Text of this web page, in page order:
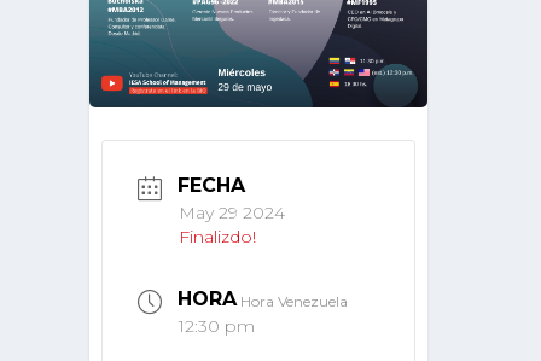
FECHA
May 29 2024
Finalizdo!
HORA Hora Venezuela
12:30 pm